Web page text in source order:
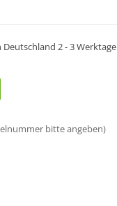
2 - 3 Werktage
bitte angeben)